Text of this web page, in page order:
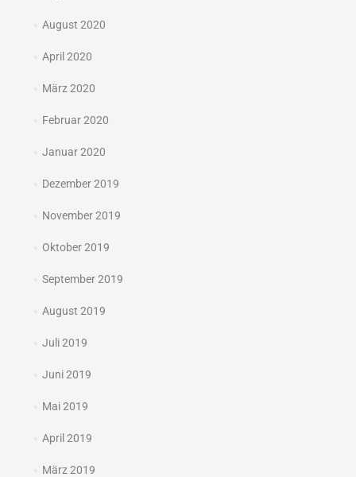
August 2020
April 2020
März 2020
Februar 2020
Januar 2020
Dezember 2019
November 2019
Oktober 2019
September 2019
August 2019
Juli 2019
Juni 2019
Mai 2019
April 2019
März 2019